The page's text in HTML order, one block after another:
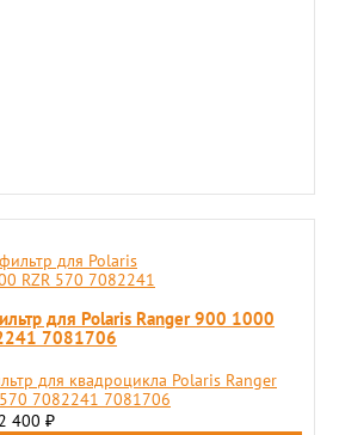
для Polaris Ranger 900 1000
7081706
для квадроцикла Polaris Ranger
7082241 7081706
400 ₽